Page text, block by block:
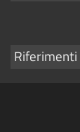
Mostra
Riferimenti